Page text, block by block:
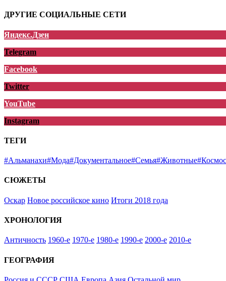
ДРУГИЕ СОЦИАЛЬНЫЕ СЕТИ
Яндекс.Дзен
Telegram
Facebook
Twitter
YouTube
Instagram
ТЕГИ
#Альманахи#Мода#Документальное#Семья#Животные#Космос
СЮЖЕТЫ
Оскар Новое российское кино Итоги 2018 года
ХРОНОЛОГИЯ
Античность 1960-е 1970-е 1980-е 1990-е 2000-е 2010-е
ГЕОГРАФИЯ